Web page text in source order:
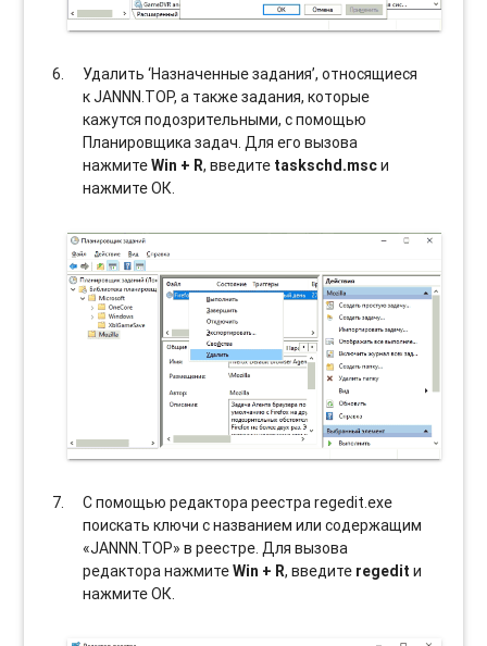
Удалить ‘Назначенные задания’, относящиеся
к JANNN.TOP, а также задания, которые
кажутся подозрительными, с помощью
Планировщика задач. Для его вызова
нажмитеWin + R, введите taskschd.mscи
нажмите ОК.
С помощью редактора реестра regedit.exe
поискать ключи с названием или содержащим
«JANNN.TOP» в реестре. Для вызова
редактора нажмитеWin + R, введите regedit и
нажмите ОК.